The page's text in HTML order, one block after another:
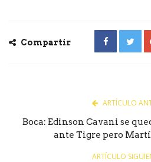
Compartir
ARTÍCULO
Boca: Edinson Cavani se
ante Tigre pero
ARTÍCULO